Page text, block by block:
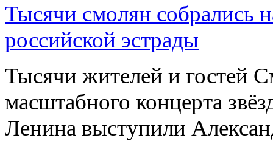
Тысячи смолян собрались
российской эстрады
Тысячи жителей и гостей
масштабного концерта
Ленина выступили